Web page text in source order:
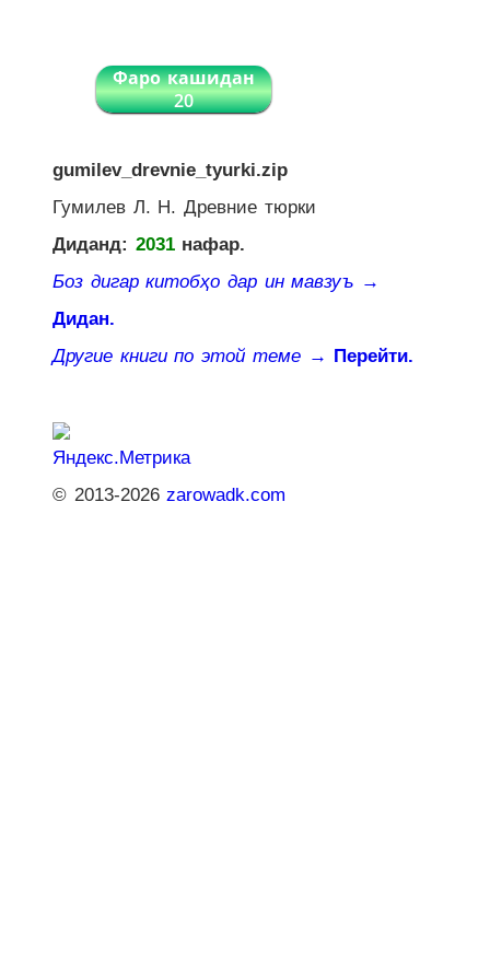
Фаро кашидан
20
gumilev_drevnie_tyurki.zip
Гумилев Л. Н. Древние тюрки
Диданд: 2031нафар.
Боз дигар китобҳо дар ин мавзуъ →
Дидан.
Другие книги по этой теме → Перейти.
© 2013-2026zarowadk.com